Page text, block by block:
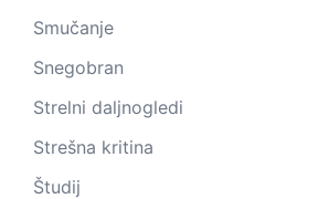
Smučanje
Snegobran
Strelni daljnogledi
Strešna kritina
Študij